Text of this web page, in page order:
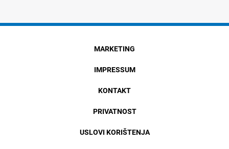
MARKETING
IMPRESSUM
KONTAKT
PRIVATNOST
USLOVI KORIŠTENJA